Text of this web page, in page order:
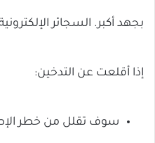
بجهد أكبر. السجائر
إذا أقلعت عن التدخين:
سوف تقلل من خطر